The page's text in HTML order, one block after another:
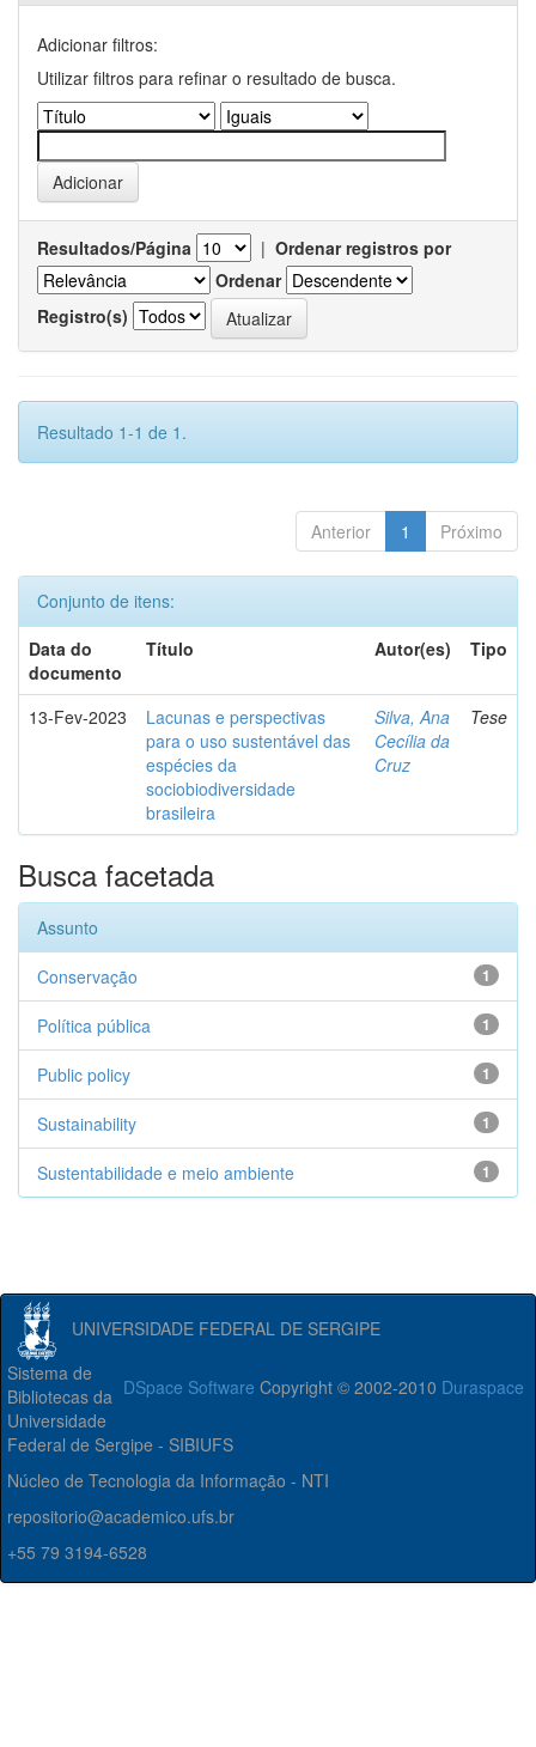
Adicionar filtros:
Utilizar filtros para refinar o resultado de busca.
Resultados/Página | Ordenar registros por
Ordenar
Registro(s)
Resultado 1-1 de 1.
Anterior 1 Próximo
Conjunto de itens:
Data do
documento
Título Autor(es) Tipo
13-Fev-2023
Lacunas e perspectivas
para o uso sustentável das
espécies da
sociobiodiversidade
brasileira
Silva, Ana
Cecília da
Cruz
Tese
Busca facetada
Assunto
1
Conservação
1
Política pública
1
Public policy
1
Sustainability
1
Sustentabilidade e meio ambiente
UNIVERSIDADE FEDERAL DE SERGIPE
DSpace Software Copyright © 2002-2010 Duraspace
Sistema de
Bibliotecas da
Universidade
Federal de Sergipe - SIBIUFS
Núcleo de Tecnologia da Informação - NTI
repositorio@academico.ufs.br
+55 79 3194-6528